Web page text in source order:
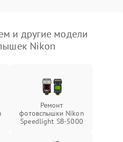
и другие модели
Nikon
Ремонт
фотовспышки Nikon
Speedlight SB-5000